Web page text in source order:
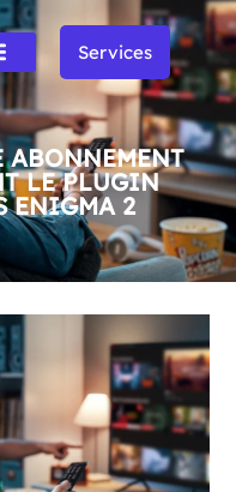
Services
ABONNEMENT
LE PLUGIN
ENIGMA 2